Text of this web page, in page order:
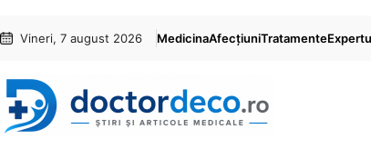
conținut
content
Vineri, 7 august 2026 MedicinaAfecțiuniTratamente